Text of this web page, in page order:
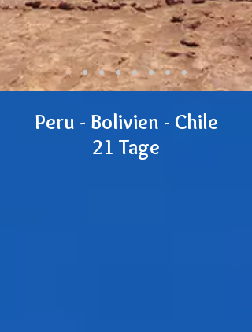
Peru - Bolivien - Chile
21 Tage